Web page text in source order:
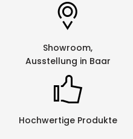
Showroom,
Ausstellung in Baar
Hochwertige Produkte